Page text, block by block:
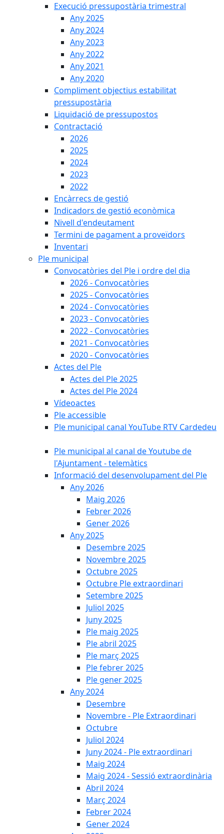
Execució pressupostària trimestral
Any 2025
Any 2024
Any 2023
Any 2022
Any 2021
Any 2020
Compliment objectius estabilitat
pressupostària
Liquidació de pressupostos
Contractació
2026
2025
2024
2023
2022
Encàrrecs de gestió
Indicadors de gestió econòmica
Nivell d'endeutament
Termini de pagament a proveïdors
Inventari
Ple municipal
Convocatòries del Ple i ordre del dia
2026 - Convocatòries
2025 - Convocatòries
2024 - Convocatòries
2023 - Convocatòries
2022 - Convocatòries
2021 - Convocatòries
2020 - Convocatòries
Actes del Ple
Actes del Ple 2025
Actes del Ple 2024
Vídeoactes
Ple accessible
Ple municipal canal YouTube RTV Cardedeu
Ple municipal al canal de Youtube de
l'Ajuntament - telemàtics
Informació del desenvolupament del Ple
Any 2026
Maig 2026
Febrer 2026
Gener 2026
Any 2025
Desembre 2025
Novembre 2025
Octubre 2025
Octubre Ple extraordinari
Setembre 2025
Juliol 2025
Juny 2025
Ple maig 2025
Ple abril 2025
Ple març 2025
Ple febrer 2025
Ple gener 2025
Any 2024
Desembre
Novembre - Ple Extraordinari
Octubre
Juliol 2024
Juny 2024 - Ple extraordinari
Maig 2024
Maig 2024 - Sessió extraordinària
Abril 2024
Març 2024
Febrer 2024
Gener 2024